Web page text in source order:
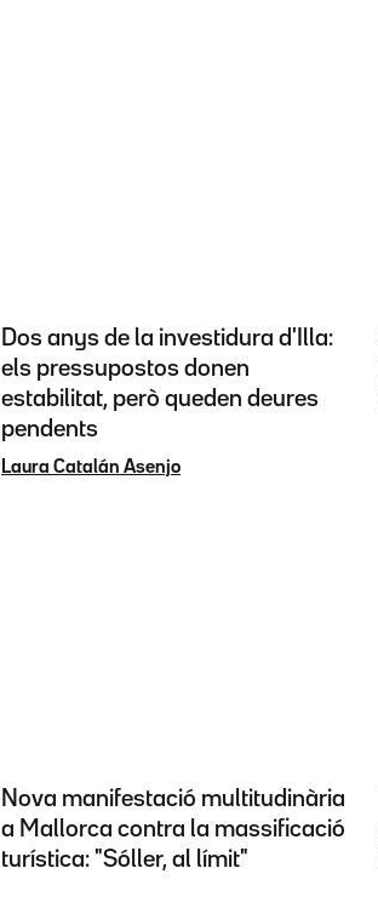
Dos anys de la investidura d'Illa:
els pressupostos donen
estabilitat, però queden deures
pendents
Laura Catalán Asenjo
Nova manifestació multitudinària
a Mallorca contra la massificació
turística: "Sóller, al límit"